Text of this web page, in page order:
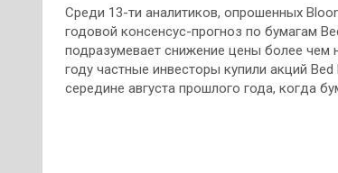
Среди 13-ти аналитиков, опрошенных
годовой консенсус-прогноз по бумагам
подразумевает снижение цены более чем
году частные инвесторы купили акций
середине августа прошлого года, когда